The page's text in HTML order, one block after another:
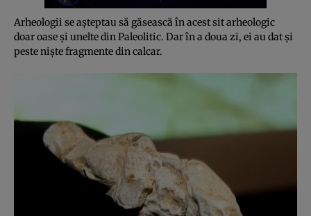
Arheologii se aşteptau să găsească în acest sit arheologic
doar oase şi unelte din Paleolitic. Dar în a doua zi, ei au dat şi
peste nişte fragmente din calcar.